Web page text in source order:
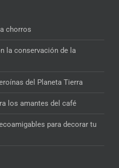
chorros
la conservación de la
del Planeta Tierra
los amantes del café
para decorar tu